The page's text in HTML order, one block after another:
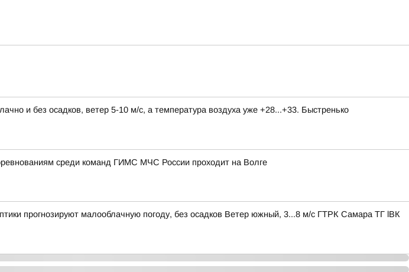
и без осадков, ветер 5-10 м/с, а температура воздуха уже +28...+33. Быстренько
среди команд ГИМС МЧС России проходит на Волге
прогнозируют малооблачную погоду, без осадков Ветер южный, 3...8 м/с ГТРК Самара ТГ lВК